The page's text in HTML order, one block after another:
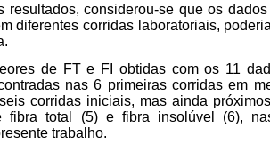
resultados, considerou-se que os
diferentes corridas laboratoriais,
de FT e FI obtidas com os 11
nas 6 primeiras corridas em
corridas iniciais, mas ainda
fibra total (5) e fibra insolúvel (6),
trabalho.